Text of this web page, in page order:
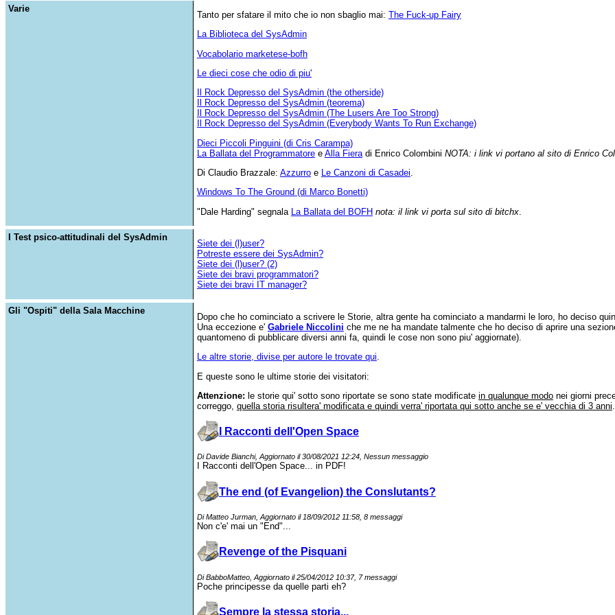
Varie
Tanto per sfatare il mito che io non sbaglio mai: The Fuck-up Fairy
La Biblioteca del SysAdmin
Vocabolario marketese-bofh
Le dieci cose che odio di piu'
Il Rock Depresso del SysAdmin (the otherside)
Il Rock Depresso del SysAdmin (teorema)
Il Rock Depresso del SysAdmin (The Lusers Are Too Strong)
Il Rock Depresso del SysAdmin (Everybody Wants To Run Exchange)
Dieci Piccoli Pinguini (di Cris Carampa)
La Ballata del Programmatoree Alla Fieradi Enrico Colombini NOTA: i link vi portano al sito di Enrico
Di Claudio Brazzale: Azzurroe Le Canzoni di Casadei
Windows To The Ground (di Marco Bonetti)
"Dale Harding" segnala La Ballata del BOFH nota: il link vi porta sul sito di bitchx.
I Test psico-attitudinali del SysAdmin
Siete dei (l)user?
Potreste essere dei SysAdmin?
Siete dei (l)user? (2)
Siete dei bravi programmatori?
Siete dei bravi IT manager?
Gli "Ospiti" della Sala Macchine
Dopo che ho cominciato a scrivere le Storie, altra gente ha cominciato a mandarmi le loro, ho deciso
Una eccezione e' Gabriele Niccolini che me ne ha mandate talmente che ho deciso di aprire una
quantomeno di pubblicare diversi anni fa, quindi le cose non sono piu' aggiornate).
Le altre storie, divise per autore le trovate qui.
E queste sono le ultime storie dei visitatori:
Attenzione: le storie qui' sotto sono riportate se sono state modificate in qualunque modonei giorni
correggo, quella storia risultera' modificata e quindi verra' riportata qui sotto anche se e' vecchia di 3 anni
I Racconti dell'Open Space
Di Davide Bianchi, Aggiornato il 30/08/2021 12:24, Nessun messaggio
I Racconti dell'Open Space... in PDF!
The end (of Evangelion) the Conslutants?
Di Matteo Jurman, Aggiornato il 18/09/2012 11:58, 8 messaggi
Non c'e' mai un "End"...
Revenge of the Pisquani
Di BabboMatteo, Aggiornato il 25/04/2012 10:37, 7 messaggi
Poche principesse da quelle parti eh?
Sempre la stessa storia...